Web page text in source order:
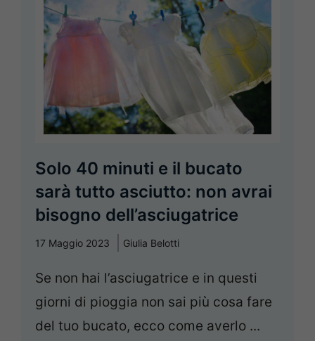
Solo 40 minuti e il bucato
sarà tutto asciutto: non avrai
bisogno dell’asciugatrice
17 Maggio 2023 Giulia Belotti
Se non hai l’asciugatrice e in questi
giorni di pioggia non sai più cosa fare
del tuo bucato, ecco come averlo ...